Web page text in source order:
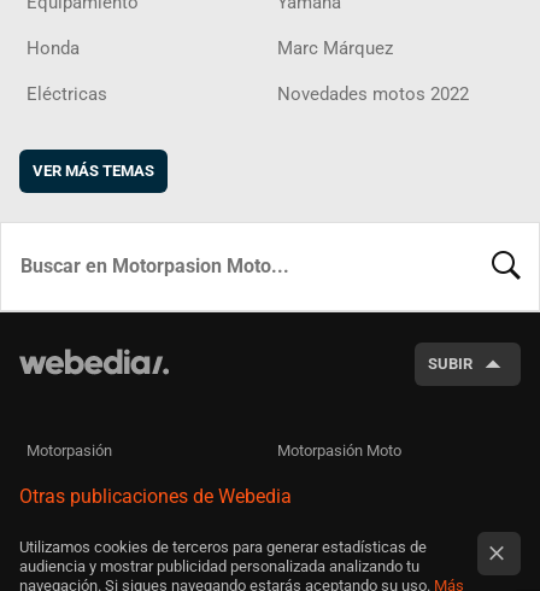
Honda Marc Márquez
Eléctricas Novedades motos 2022
VER MÁS TEMAS
SUBIR
Motorpasión Motorpasión Moto
Otras publicaciones de Webedia
Utilizamos cookies de terceros para generar estadísticas de
audiencia y mostrar publicidad personalizada analizando tu
navegación. Si sigues navegando estarás aceptando su uso. Más